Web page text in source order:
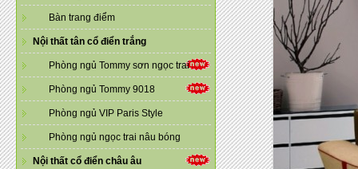
Bàn trang điểm
Nội thất tân cổ điển trắng
Phòng ngủ Tommy sơn ngọc trai
Phòng ngủ Tommy 9018
Phòng ngủ VIP Paris Style
Phòng ngủ ngọc trai nâu bóng
Nội thất cổ điển châu âu